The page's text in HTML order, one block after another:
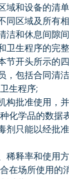
域和设备的清单
同区域及所有
洁和休息间隙
卫生程序的完
节开头所示的
，包括合同清
生程序;
构批准使用，
化学品的数据
剂只能以经批
稀释率和使用
在场所使用的